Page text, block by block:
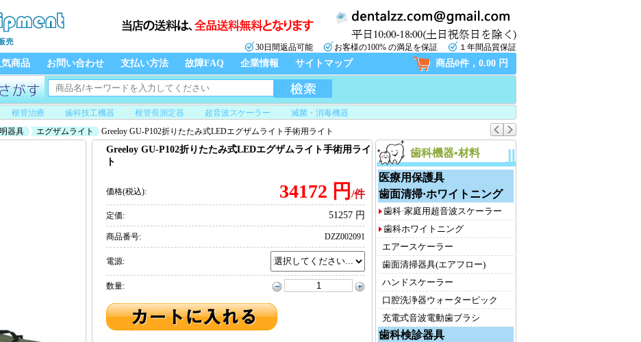
30日間返品可能 お客様の100% の満足を保証 １年間品質保証
気商品 お問い合わせ 支払い方法 故障FAQ 企業情報 サイトマップ 商品0件，0.00 円
根管治療 歯科技工機器 根管長測定器 超音波スケーラー
滅菌・消毒機器
器具 エグザムライト Greeloy GU-P102折りたたみ式LEDエグザムライト手術用ライト
歯科機器•材料
医療用保護具
歯面清掃·ホワイトニング
歯科·家庭用超音波スケーラー
歯科ホワイトニング
エアースケーラー
歯面清掃器具(エアフロー)
ハンドスケーラー
口腔洗浄器ウォーターピック
充電式音波電動歯ブラシ
歯科検診器具
Greeloy GU-P102折りたたみ式LEDエグザムライト手術用ライ
ト
価格(税込): 34172 円 /件
定価: 51257 円
商品番号: DZZ002091
電源:
数量: